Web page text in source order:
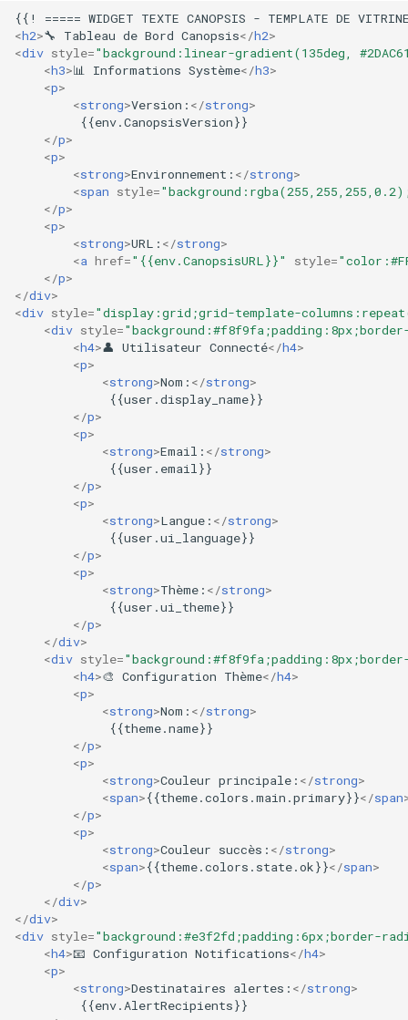
<h2>🔧 Tableau de Bord Canopsis</h2>
<div style="background:linear-gradient(135deg,
<h3>📊 Informations Système</h3>
<p>
<strong>Version: </strong>
         {{env.CanopsisVersion}}
</p>
<p>
<strong>Environnement: </strong>
<span style=
</p>
<p>
<strong>URL: </strong>
<a href="{{env.CanopsisURL}}" style=
</p>
</div>
<div style="display:grid;grid-template-
<div style=
<h4>👤 Utilisateur Connecté</h4>
<p>
<strong>Nom: </strong>
             {{user.display_name}}
</p>
<p>
<strong>Email: </strong>
             {{user.email}}
</p>
<p>
<strong>Langue: </strong>
             {{user.ui_language}}
</p>
<p>
<strong>Thème: </strong>
             {{user.ui_theme}}
</p>
</div>
<div style=
<h4>🎨 Configuration Thème</h4>
<p>
<strong>Nom: </strong>
             {{theme.name}}
</p>
<p>
<strong>Couleur principale: </strong>
<span>{{theme.colors.main.primary}}</span
</p>
<p>
<strong>Couleur succès: </strong>
<span>{{theme.colors.state.ok}}</span>
</p>
</div>
</div>
<div style="background:#e3f2fd;padding:6px;border-
<h4>📧 Configuration Notifications</h4>
<p>
<strong>Destinataires alertes: </strong>
         {{env.AlertRecipients}}